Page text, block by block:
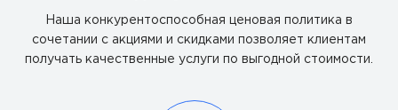
Наша конкурентоспособная ценовая политика в
сочетании с акциями и скидками позволяет клиентам
получать качественные услуги по выгодной стоимости.